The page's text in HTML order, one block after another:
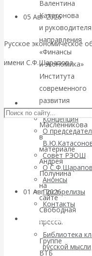
Русское экономическое
имени С.Ф.Шарапова
Skip to content
РЭОШ
Концепция
О
Совет РЭОШ
О
Анонсы
Пост-релизы
Контакты
Библиотека
Библиотека
русской мысли
05 Авг 2026Деньги
Валентин
Катасонов.
раз на тему
блокировки
счетов
01 Авг 2026
ВАлентин
Катасонов.
Валентина
Катасонова
и руководителя
направления
«Финансы
и экономика»
Института
современного
развития
Никиты
Масленникова
в
материале
Андрея
Полунина
на
сайте
Свободная
пресса.
Группе
ВТБ